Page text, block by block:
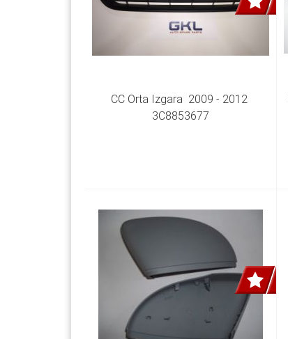
CC Orta Izgara  2009 - 2012
3C8853677